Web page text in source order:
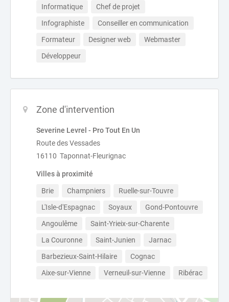
Informatique
Chef de projet
Infographiste
Conseiller en communication
Formateur
Designer web
Webmaster
Développeur
Zone d'intervention
Severine Levrel - Pro Tout En Un
Route des Vessades
16110 Taponnat-Fleurignac
Villes à proximité
Brie Champniers
Ruelle-sur-Touvre
L'Isle-d'Espagnac
Soyaux
Gond-Pontouvre
Angoulême
Saint-Yrieix-sur-Charente
La Couronne
Saint-Junien
Jarnac
Barbezieux-Saint-Hilaire
Cognac
Aixe-sur-Vienne
Verneuil-sur-Vienne Ribérac